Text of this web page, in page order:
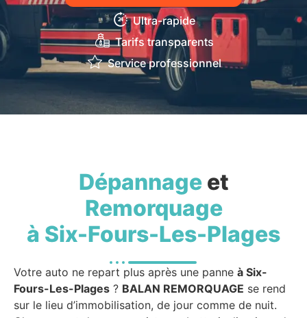
Ultra-rapide
Tarifs transparents
Service professionnel
Dépannageet
Remorquage
à Six-Fours-Les-Plages
Votre auto ne repart plus après une panne à Six-
Fours-Les-Plages ? BALAN REMORQUAGE se rend
sur le lieu d’immobilisation, de jour comme de nuit.